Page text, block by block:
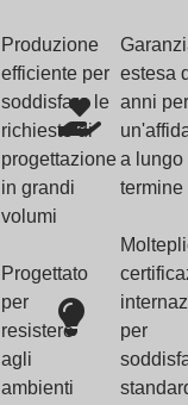
Produzione
efficiente per
soddisfare le
richieste di
progettazione
in grandi
volumi
Progettato
per
resistere
agli
ambienti
estesa
anni per
a lungo
termine
per